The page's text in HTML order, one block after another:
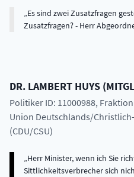
Es sind zwei Zusatzfragen
Zusatzfragen? - Herr
DR. LAMBERT HUYS (
Politiker ID: 11000988,
Union Deutschlands/
(CDU/CSU)
Herr Minister, wenn ich Sie
Sittlichkeitsverbrecher sich